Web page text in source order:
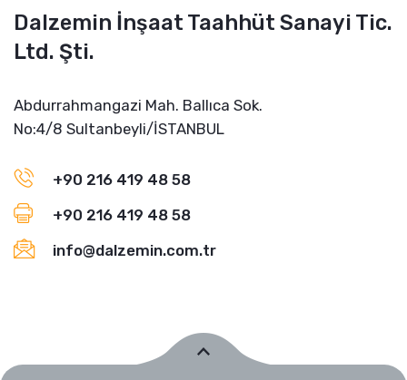
Dalzemin İnşaat Taahhüt Sanayi Tic.
Ltd. Şti.
Abdurrahmangazi Mah. Ballıca Sok.
No:4/8 Sultanbeyli/İSTANBUL
+90 216 419 48 58
+90 216 419 48 58
info@dalzemin.com.tr